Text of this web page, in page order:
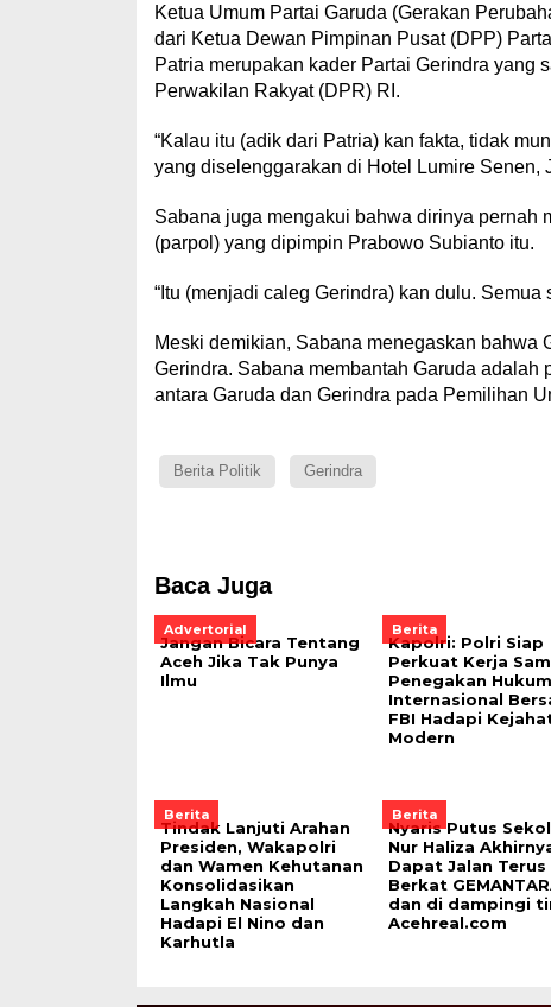
Ketua Umum Partai Garuda (Gerakan
dari Ketua Dewan Pimpinan Pusat (DPP)
Patria merupakan kader Partai Gerindra yang
Perwakilan Rakyat (DPR) RI.
“Kalau itu (adik dari Patria) kan fakta, tidak
yang diselenggarakan di Hotel Lumire Senen,
Sabana juga mengakui bahwa dirinya pernah
(parpol) yang dipimpin Prabowo Subianto itu.
“Itu (menjadi caleg Gerindra) kan dulu.
Meski demikian, Sabana menegaskan bahwa
Gerindra. Sabana membantah Garuda
antara Garuda dan Gerindra pada Pemilihan
Berita Politik Gerindra
Baca Juga
Advertorial
Jangan Bicara Tentang
Aceh Jika Tak Punya
Ilmu
Berita
Kapolri: Polri Siap
Perkuat Kerja
Penegakan Hukum
Internasional
FBI Hadapi
Modern
Berita
Tindak Lanjuti Arahan
Presiden, Wakapolri
dan Wamen Kehutanan
Konsolidasikan
Langkah Nasional
Hadapi El Nino dan
Karhutla
Berita
Nyaris Putus
Nur Haliza
Dapat Jalan Terus
Berkat
dan di dampingi
Acehreal.com